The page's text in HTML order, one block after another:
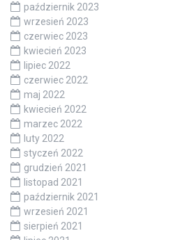
październik 2023
wrzesień 2023
czerwiec 2023
kwiecień 2023
lipiec 2022
czerwiec 2022
maj 2022
kwiecień 2022
marzec 2022
luty 2022
styczeń 2022
grudzień 2021
listopad 2021
październik 2021
wrzesień 2021
sierpień 2021